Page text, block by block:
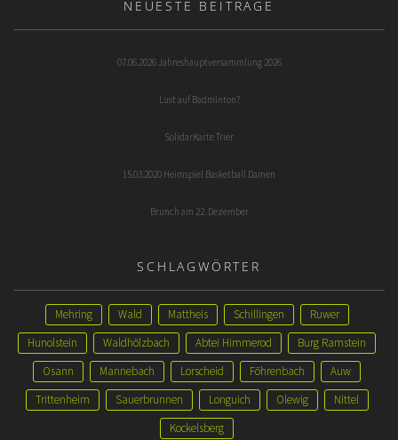
NEUESTE BEITRÄGE
07.06.2026 Jahreshauptversammlung 2026
Lust auf Badminton?
SolidarKarte Trier
15.03.2020 Heimspiel Basketball Damen
Brunch am 22. Dezember
SCHLAGWÖRTER
Mehring Wald Mattheis Schillingen
Ruwer
Hunolstein
Waldhölzbach Abtei Himmerod
Burg Ramstein
Osann
Mannebach Lorscheid Föhrenbach
Auw
Trittenheim
Sauerbrunnen Longuich Olewig
Nittel
Kockelsberg